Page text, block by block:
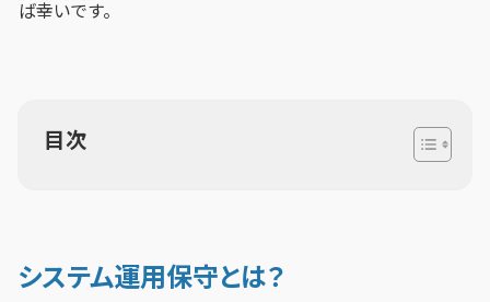
ば幸いです。
目次
システム運用保守とは？